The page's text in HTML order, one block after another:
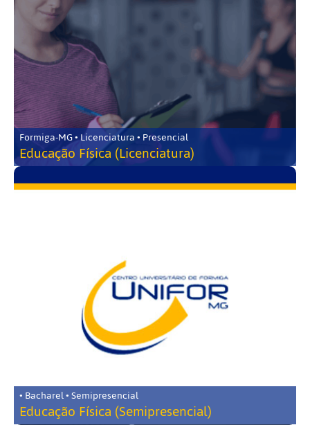
Formiga-MG • Licenciatura • Presencial
Educação Física (Licenciatura)
• Bacharel • Semipresencial
Educação Física (Semipresencial)